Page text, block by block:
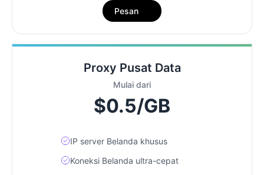
Pesan
Proxy Pusat Data
Mulai dari
$0.5/GB
IP server Belanda khusus
Koneksi Belanda ultra-cepat